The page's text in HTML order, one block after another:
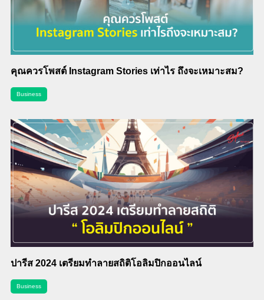
คุณควรโพสต์ Instagram Stories เท่าไร ถึงจะเหมาะสม?
Business
ปารีส 2024 เตรียมทำลายสถิติโอลิมปิกออนไลน์
Business